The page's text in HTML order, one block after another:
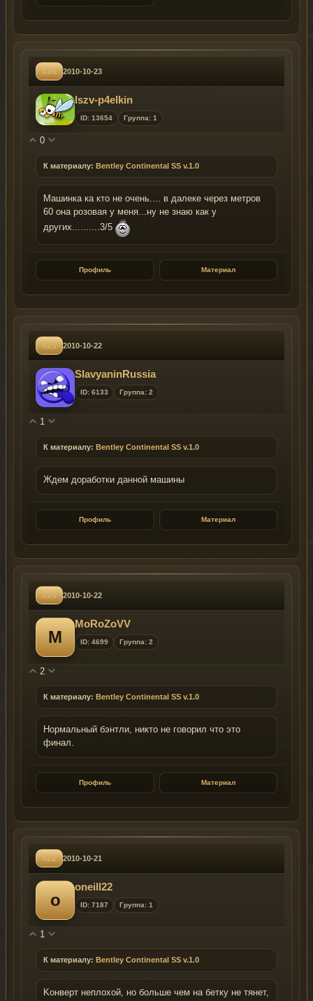
#26 2010-10-23
lszv-p4elkin
ID: 13654 Группа: 1
0
К материалу: Bentley Continental SS v.1.0
Машинка ка кто не очень.... в далеке через метров
60 она розовая у меня...ну не знаю как у
других..........3/5
Профиль Материал
#25 2010-10-22
SlavyaninRussia
ID: 6133 Группа: 2
1
К материалу: Bentley Continental SS v.1.0
Ждем доработки данной машины
Профиль Материал
#24 2010-10-22
M
MoRoZoVV
ID: 4699 Группа: 2
2
К материалу: Bentley Continental SS v.1.0
Нормальный бэнтли, никто не говорил что это
финал.
Профиль Материал
#22 2010-10-21
o
oneill22
ID: 7187 Группа: 1
1
К материалу: Bentley Continental SS v.1.0
Kонверт неплохой, но больше чем на бетку не тянет,